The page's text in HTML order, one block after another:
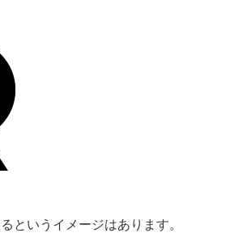
というイメージはあります。